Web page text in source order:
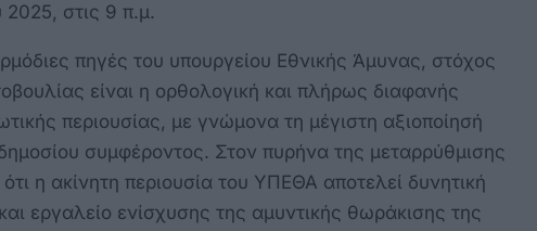
2025, στις 9 π.μ.
πηγές του υπουργείου Εθνικής Άμυνας, στόχος
είναι η ορθολογική και πλήρως διαφανής
περιουσίας, με γνώμονα τη μέγιστη αξιοποίησή
συμφέροντος. Στον πυρήνα της μεταρρύθμισης
η ακίνητη περιουσία του ΥΠΕΘΑ αποτελεί δυνητική
εργαλείο ενίσχυσης της αμυντικής θωράκισης της